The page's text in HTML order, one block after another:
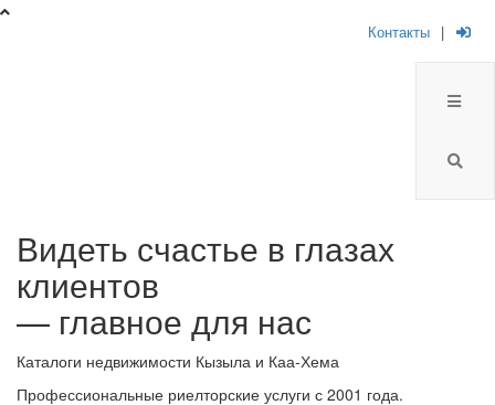
Контакты |
Брокер
Плюс
риелторская
Видеть счастье в глазах
клиентов
— главное для нас
Каталоги недвижимости Кызыла и Каа-Хема
Профессиональные риелторские услуги с 2001 года.